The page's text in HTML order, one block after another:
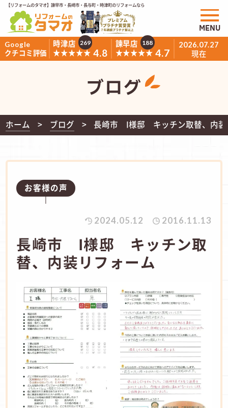
【リフォームのタマオ】諫早市・長崎市・長与町・時津町のリフォームなら
Google
クチコミ評価
時津店
★★★★★ 4.8
269
諫早店
★★★★★ 4.7
188 2026.07.27
現在
MENU
ブログ
ホーム ブログ 長崎市 I様邸 キッチン取替、内装
お客様の声
2024.05.12 2016.11.13
長崎市 I様邸 キッチン取
替、内装リフォーム